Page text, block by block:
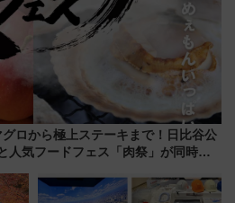
グロから極上ステーキまで！日比谷公
人気フードフェス「肉祭」が同時開